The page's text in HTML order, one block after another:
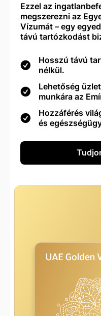
Ezzel az
megszerezni az
Vízumát – egy
távú tartózkodást
Hosszú távú
nélkül.
Lehetőség
munkára az
Hozzáférés
és